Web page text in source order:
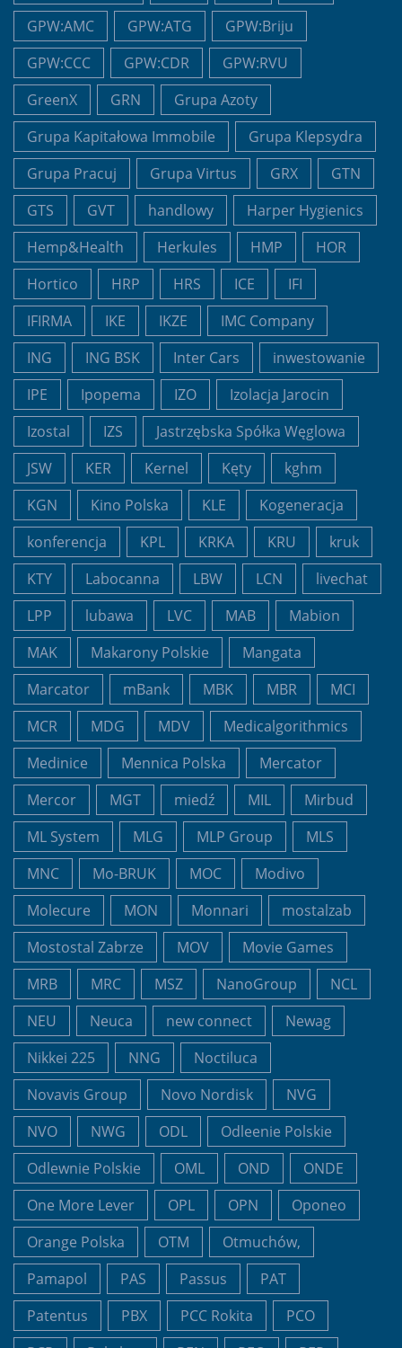
GPW:AMC GPW:ATG
GPW:Briju
GPW:CCC
GPW:CDR
GPW:RVU
GreenX
GRN
Grupa Azoty
Grupa Kapitałowa Immobile
Grupa Klepsydra
Grupa Pracuj
Grupa Virtus GRX
GTN
GTS
GVT handlowy
Harper Hygienics
Hemp&Health
Herkules HMP
HOR
Hortico
HRP HRS ICE
IFI
IFIRMA
IKE IKZE
IMC Company
ING
ING BSK Inter Cars
inwestowanie
IPE
Ipopema IZO
Izolacja Jarocin
Izostal
IZS
Jastrzębska Spółka Węglowa
JSW
KER Kernel Kęty
kghm
KGN
Kino Polska KLE
Kogeneracja
konferencja
KPL KRKA KRU
kruk
KTY
Labocanna LBW LCN
livechat
LPP
lubawa LVC MAB
Mabion
MAK
Makarony Polskie
Mangata
Marcator
mBank MBK MBR
MCI
MCR
MDG MDV
Medicalgorithmics
Medinice
Mennica Polska
Mercator
Mercor
MGT miedź MIL
Mirbud
ML System
MLG MLP Group
MLS
MNC
Mo-BRUK MOC
Modivo
Molecure
MON Monnari
mostalzab
Mostostal Zabrze
MOV
Movie Games
MRB
MRC MSZ NanoGroup
NCL
NEU
Neuca new connect
Newag
Nikkei 225
NNG
Noctiluca
Novavis Group
Novo Nordisk
NVG
NVO
NWG ODL
Odleenie Polskie
Odlewnie Polskie
OML OND
ONDE
One More Lever
OPL OPN
Oponeo
Orange Polska
OTM
Otmuchów,
Pamapol
PAS Passus
PAT
Patentus
PBX PCC Rokita
PCO